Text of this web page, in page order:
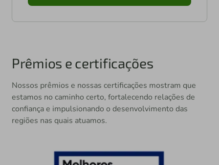
Prêmios e certificações
Nossos prêmios e nossas certificações mostram que
estamos no caminho certo, fortalecendo relações de
confiança e impulsionando o desenvolvimento das
regiões nas quais atuamos.